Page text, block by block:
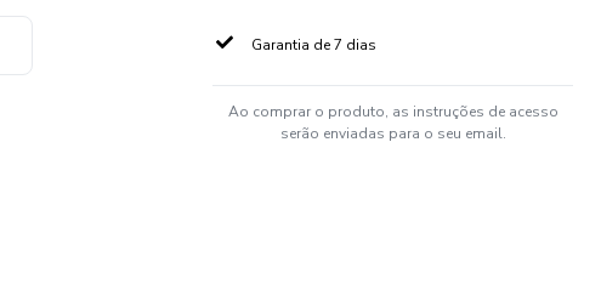
Garantia de 7 dias
Ao comprar o produto, as instruções de acesso
serão enviadas para o seu email.